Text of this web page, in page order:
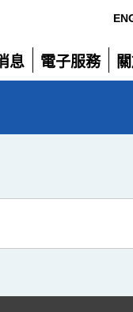
息
電子服務
展
展